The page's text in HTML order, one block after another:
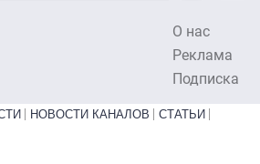
О нас
Реклама
Подписка
НОВОСТИ КАНАЛОВ
СТАТЬИ